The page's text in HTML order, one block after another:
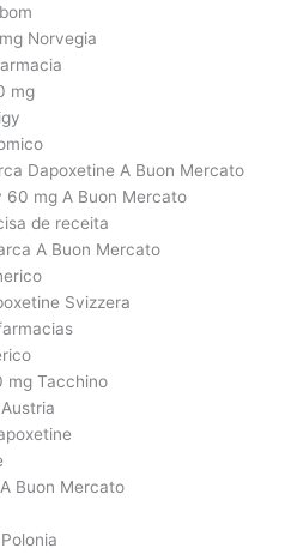
Norvegia
mg
Dapoxetine A Buon Mercato
60 mg A Buon Mercato
de receita
A Buon Mercato
Svizzera
mg Tacchino
Buon Mercato